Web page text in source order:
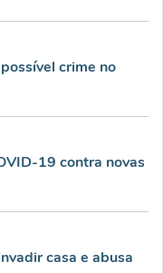
crime no
19 contra novas
casa e abusa